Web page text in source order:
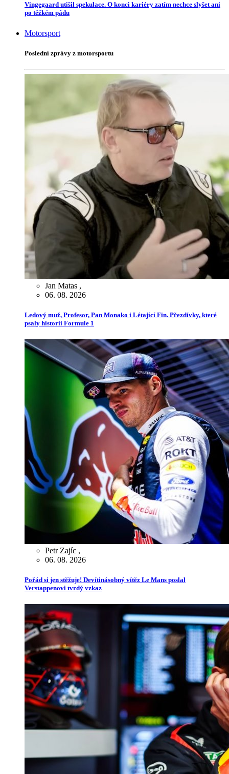
Vingegaard utišil spekulace. O konci kariéry zatím nechce slyšet ani
po těžkém pádu
Motorsport
Poslední zprávy z motorsportu
Jan Matas ,
06. 08. 2026
Ledový muž, Profesor, Pan Monako i Létající Fin. Přezdívky, které
psaly historii Formule 1
Petr Zajíc ,
06. 08. 2026
Pořád si jen stěžuje! Devítinásobný vítěz Le Mans poslal
Verstappenovi tvrdý vzkaz